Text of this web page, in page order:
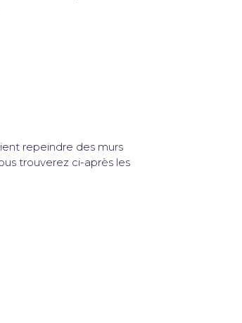
repeindre des murs
trouverez ci-après les